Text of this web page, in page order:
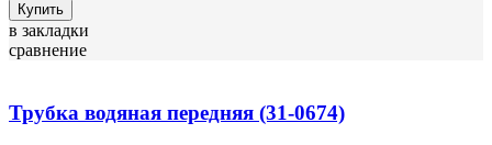
Купить
в закладки
сравнение
Трубка водяная передняя (31-0674)